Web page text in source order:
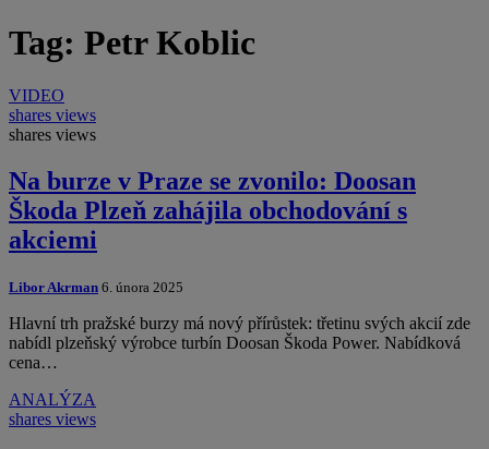
Tag: Petr Koblic
VIDEO
shares views
shares views
Na burze v Praze se zvonilo: Doosan
Škoda Plzeň zahájila obchodování s
akciemi
Libor Akrman 6. února 2025
Hlavní trh pražské burzy má nový přírůstek: třetinu svých akcií zde
nabídl plzeňský výrobce turbín Doosan Škoda Power. Nabídková
cena…
ANALÝZA
shares views